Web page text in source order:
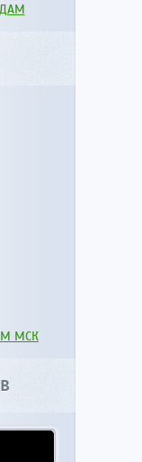
МСК